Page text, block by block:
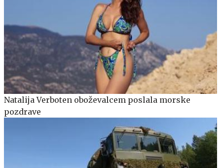
Natalija Verboten oboževalcem poslala morske
pozdrave